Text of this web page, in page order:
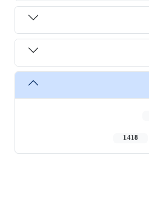
1,418